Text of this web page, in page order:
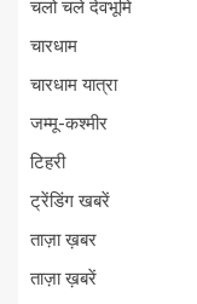
चलो चले देवभूमि
चारधाम
चारधाम यात्रा
जम्मू-कश्मीर
टिहरी
ट्रेंडिंग खबरें
ताज़ा ख़बर
ताज़ा ख़बरें